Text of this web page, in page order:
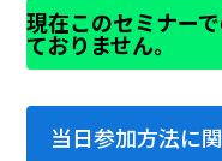
現在このセミナー
ておりません。
当日参加方法に